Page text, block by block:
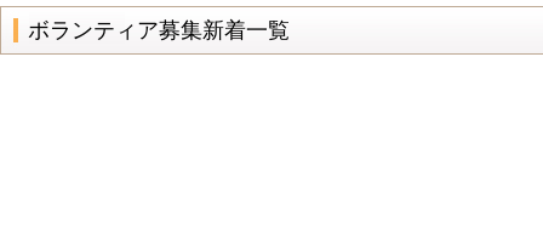
ボランティア募集新着一覧